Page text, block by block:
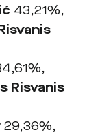
43,21%,
Risvanis
29,36%,